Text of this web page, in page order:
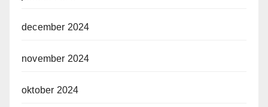
december 2024
november 2024
oktober 2024